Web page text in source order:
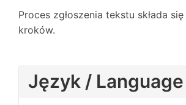
Proces zgłoszenia tekstu składa
kroków.
Język / Language